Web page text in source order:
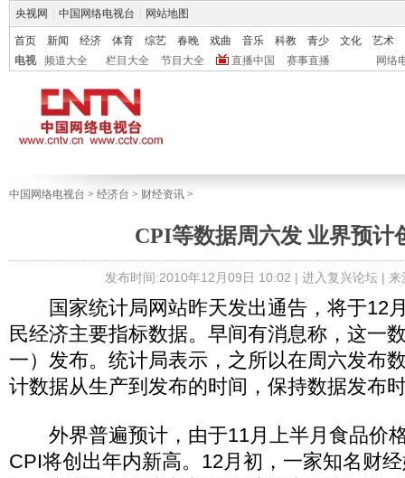
央视网 中国网络电视台 网站地图
首页 新闻 经济 体育 综艺 春晚 戏曲 音乐 科教 青少 文化
艺术
电视
频道大全 栏目大全 节目大全 直播中国 赛事直播 网络
中国网络电视台 > 经济台 > 财经资讯 >
CPI等数据周六发 业界预计
发布时间:2010年12月09日 10:02 | 进入复兴论坛| 来
国家统计局网站昨天发出通告，将于12
民经济主要指标数据。早间有消息称，这一
一）发布。统计局表示，之所以在周六发布
计数据从生产到发布的时间，保持数据发布
外界普遍预计，由于11月上半月食品价
CPI将创出年内新高。12月初，一家知名财